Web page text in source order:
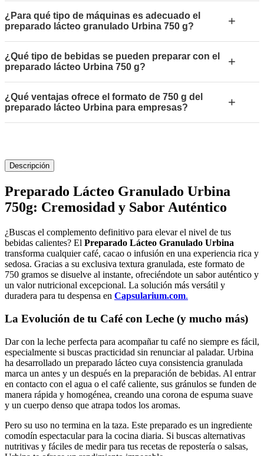
¿Para qué tipo de máquinas es adecuado el
preparado lácteo granulado Urbina 750 g?
+
¿Qué tipo de bebidas se pueden preparar con el
preparado lácteo Urbina 750 g?
+
¿Qué ventajas ofrece el formato de 750 g del
preparado lácteo Urbina para empresas?
+
Descripción
Preparado Lácteo Granulado Urbina
750g: Cremosidad y Sabor Auténtico
¿Buscas el complemento definitivo para elevar el nivel de tus
bebidas calientes? El Preparado Lácteo Granulado Urbina
transforma cualquier café, cacao o infusión en una experiencia rica y
sedosa. Gracias a su exclusiva textura granulada, este formato de
750 gramos se disuelve al instante, ofreciéndote un sabor auténtico y
un valor nutricional excepcional. La solución más versátil y
duradera para tu despensa en Capsularium.com.
La Evolución de tu Café con Leche (y mucho más)
Dar con la leche perfecta para acompañar tu café no siempre es fácil,
especialmente si buscas practicidad sin renunciar al paladar. Urbina
ha desarrollado un preparado lácteo cuya consistencia granulada
marca un antes y un después en la preparación de bebidas. Al entrar
en contacto con el agua o el café caliente, sus gránulos se funden de
manera rápida y homogénea, creando una corona de espuma suave
y un cuerpo denso que atrapa todos los aromas.
Pero su uso no termina en la taza. Este preparado es un ingrediente
comodín espectacular para la cocina diaria. Si buscas alternativas
nutritivas y fáciles de medir para tus recetas de repostería o salsas,